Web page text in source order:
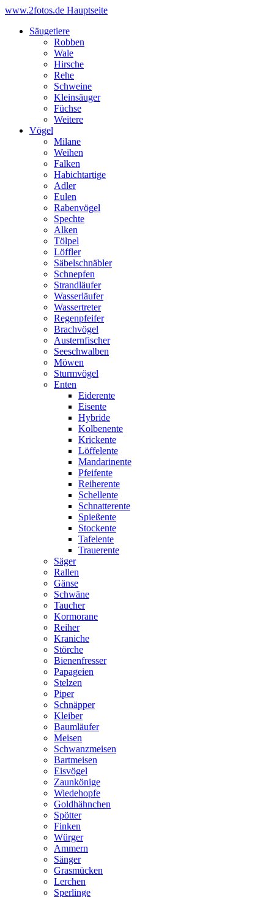
www.2fotos.de Hauptseite
Säugetiere
Robben
Wale
Hirsche
Rehe
Schweine
Kleinsäuger
Füchse
Weitere
Vögel
Milane
Weihen
Falken
Habichtartige
Adler
Eulen
Rabenvögel
Spechte
Alken
Tölpel
Löffler
Säbelschnäbler
Schnepfen
Strandläufer
Wasserläufer
Wassertreter
Regenpfeifer
Brachvögel
Austernfischer
Seeschwalben
Möwen
Sturmvögel
Enten
Eiderente
Eisente
Hybride
Kolbenente
Krickente
Löffelente
Mandarinente
Pfeifente
Reiherente
Schellente
Schnatterente
Spießente
Stockente
Tafelente
Trauerente
Säger
Rallen
Gänse
Schwäne
Taucher
Kormorane
Reiher
Kraniche
Störche
Bienenfresser
Papageien
Stelzen
Piper
Schnäpper
Kleiber
Baumläufer
Meisen
Schwanzmeisen
Bartmeisen
Eisvögel
Zaunkönige
Wiedehopfe
Goldhähnchen
Spötter
Finken
Würger
Ammern
Sänger
Grasmücken
Lerchen
Sperlinge